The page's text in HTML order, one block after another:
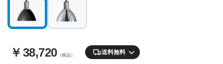
￥ 38,720（税込） 送料無料